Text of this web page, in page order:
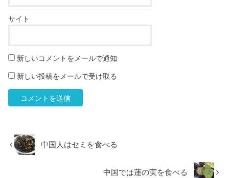
サイト
新しいコメントをメールで通知
新しい投稿をメールで受け取る
中国人はセミを食べる
中国では蓮の実を食べる